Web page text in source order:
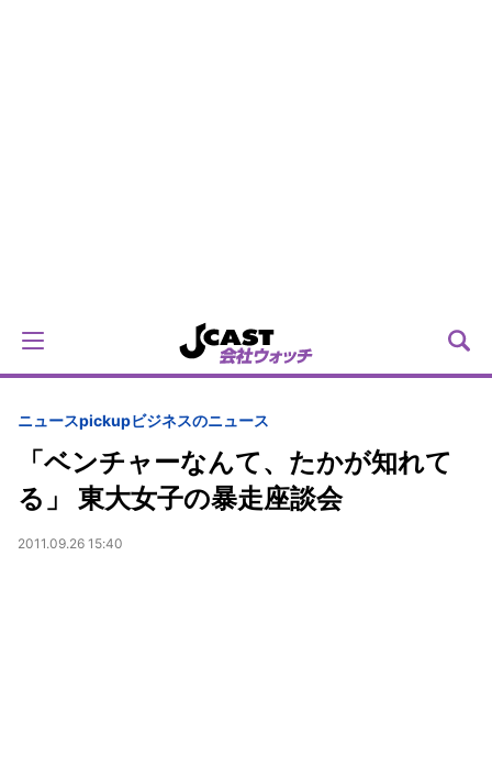
ニュースpickupビジネスのニュース
「ベンチャーなんて、たかが知れて
る」 東大女子の暴走座談会
2011.09.26 15:40